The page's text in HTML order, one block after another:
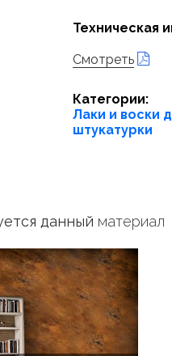
Техническая
Смотреть
Категории:
Лаки и воски
штукатурки
данный материал